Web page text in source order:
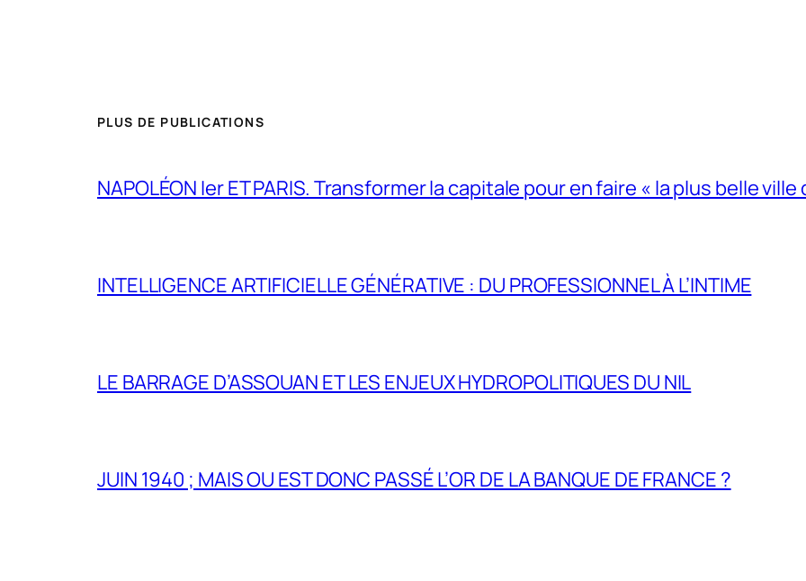
PLUS DE PUBLICATIONS
NAPOLÉON Ier ET PARIS. Transformer la capitale pour en faire « la plus belle
INTELLIGENCE ARTIFICIELLE GÉNÉRATIVE : DU PROFESSIONNEL À L’INTIME
LE BARRAGE D’ASSOUAN ET LES ENJEUX HYDROPOLITIQUES DU NIL
JUIN 1940 ; MAIS OU EST DONC PASSÉ L’OR DE LA BANQUE DE FRANCE ?